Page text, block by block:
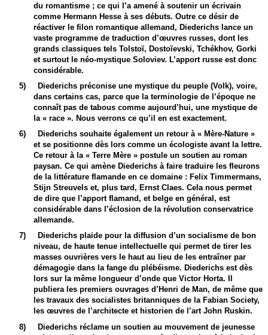
du romantisme ; ce qui l’a amené à soutenir un écrivain
comme Hermann Hesse à ses débuts. Outre ce désir de
réactiver le filon romantique allemand, Diederichs lance un
vaste programme de traduction d’œuvres russes, dont les
grands classiques tels Tolstoï, Dostoïevski, Tchékhov, Gorki
et surtout le néo-mystique Soloviev. L’apport russe est donc
considérable.
5)
Diederichs préconise une mystique du peuple (Volk), voire,
dans certains cas, parce que la terminologie de l’époque ne
connaît pas de tabous comme aujourd’hui, une mystique de
la « race ». Nous verrons ce qu’il en est exactement.
6)
Diederichs souhaite également un retour à « Mère-Nature »
et se positionne dès lors comme un écologiste avant la lettre.
Ce retour à la « Terre Mère » postule un soutien au roman
paysan. Ce qui amène Diederichs à faire traduire les fleurons
de la littérature flamande en ce domaine : Felix Timmermans,
Stijn Streuvels et, plus tard, Ernst Claes. Cela nous permet
de dire que l’apport flamand, et belge en général, est
considérable dans l’éclosion de la révolution conservatrice
allemande.
7)
Diederichs plaide pour la diffusion d’un socialisme de bon
niveau, de haute tenue intellectuelle qui permet de tirer les
masses ouvrières vers le haut au lieu de les entraîner par
démagogie dans la fange du plébéisme. Diederichs est dès
lors sur la même longueur d’onde que Victor Horta. Il
publiera les premiers ouvrages d’Henri de Man, de même que
les travaux des socialistes britanniques de la Fabian Society,
les œuvres de l’architecte et historien de l’art John Ruskin.
8)
Diederichs réclame un soutien au mouvement de jeunesse